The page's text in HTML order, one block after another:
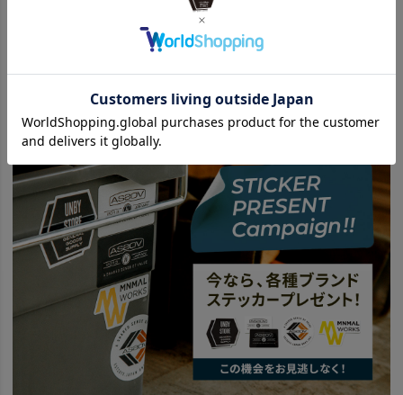
関連カテゴリ
UNBY SELECT Vapalux Lantern ヴェイパラックスランタン
ITEM アウトドア・キャンプ用品 ランタン ライト ランタン
news イギリス軍が認めた灯油ランタン到着です。